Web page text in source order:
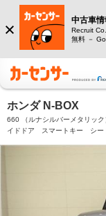
中古車
Recruit
無料 －
ホンダ N-BOX
660 （ルナシルバーメタリッ
イドドア スマートキー シー